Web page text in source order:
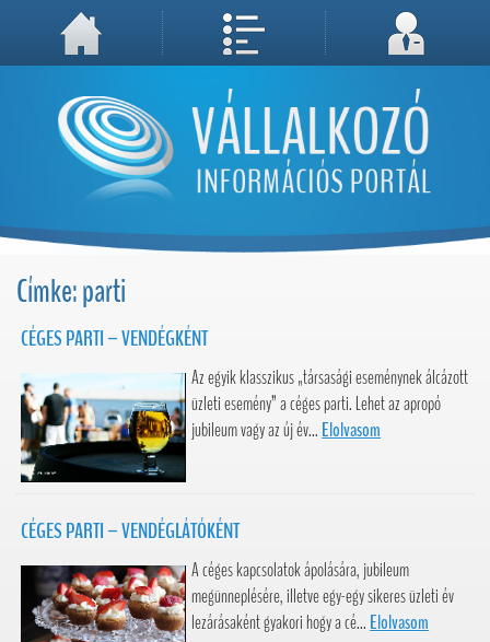
A weboldal használatával Ön elfogadja, hogy Cookie-kat (sütiket) tároljunk számítógépén. A sütik a weboldal megfelelő működéséhez
Megértettem, folytatás...
Címke: parti
CÉGES PARTI – VENDÉGKÉNT
Az egyik klasszikus „társasági eseménynek álcázott
üzleti esemény” a céges parti. Lehet az apropó
jubileum vagy az új év... Elolvasom
CÉGES PARTI – VENDÉGLÁTÓKÉNT
A céges kapcsolatok ápolására, jubileum
megünneplésére, illetve egy-egy sikeres üzleti év
lezárásaként gyakori hogy a cé... Elolvasom